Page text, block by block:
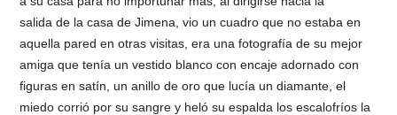
salida de la casa de Jimena, vio un cuadro que no estaba en
aquella pared en otras visitas, era una fotografía de su mejor
amiga que tenía un vestido blanco con encaje adornado con
figuras en satín, un anillo de oro que lucía un diamante, el
miedo corrió por su sangre y heló su espalda los escalofríos la